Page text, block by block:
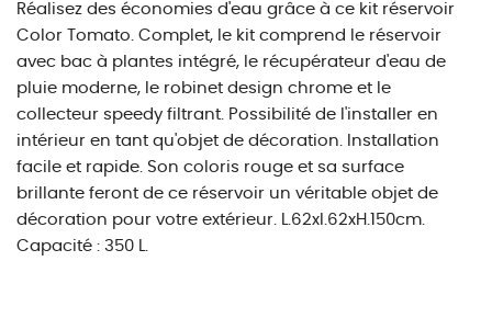
Réalisez des économies d'eau grâce à ce kit réservoir
Color Tomato. Complet, le kit comprend le réservoir
avec bac à plantes intégré, le récupérateur d'eau de
pluie moderne, le robinet design chrome et le
collecteur speedy filtrant. Possibilité de l'installer en
intérieur en tant qu'objet de décoration. Installation
facile et rapide. Son coloris rouge et sa surface
brillante feront de ce réservoir un véritable objet de
décoration pour votre extérieur. L.62xl.62xH.150cm.
Capacité : 350 L.